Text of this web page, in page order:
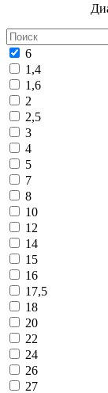
6
1,4
1,6
2
2,5
3
4
5
7
8
10
12
14
15
16
17,5
18
20
22
24
26
27